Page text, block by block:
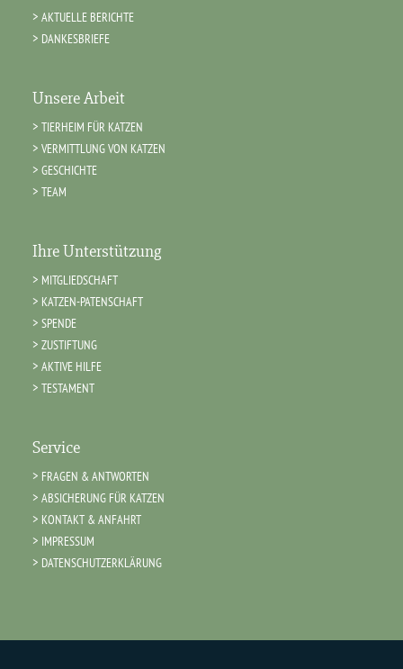
AKTUELLE BERICHTE
DANKESBRIEFE
Unsere Arbeit
TIERHEIM FÜR KATZEN
VERMITTLUNG VON KATZEN
GESCHICHTE
TEAM
Ihre Unterstützung
MITGLIEDSCHAFT
KATZEN-PATENSCHAFT
SPENDE
ZUSTIFTUNG
AKTIVE HILFE
TESTAMENT
Service
FRAGEN & ANTWORTEN
ABSICHERUNG FÜR KATZEN
KONTAKT & ANFAHRT
IMPRESSUM
DATENSCHUTZERKLÄRUNG